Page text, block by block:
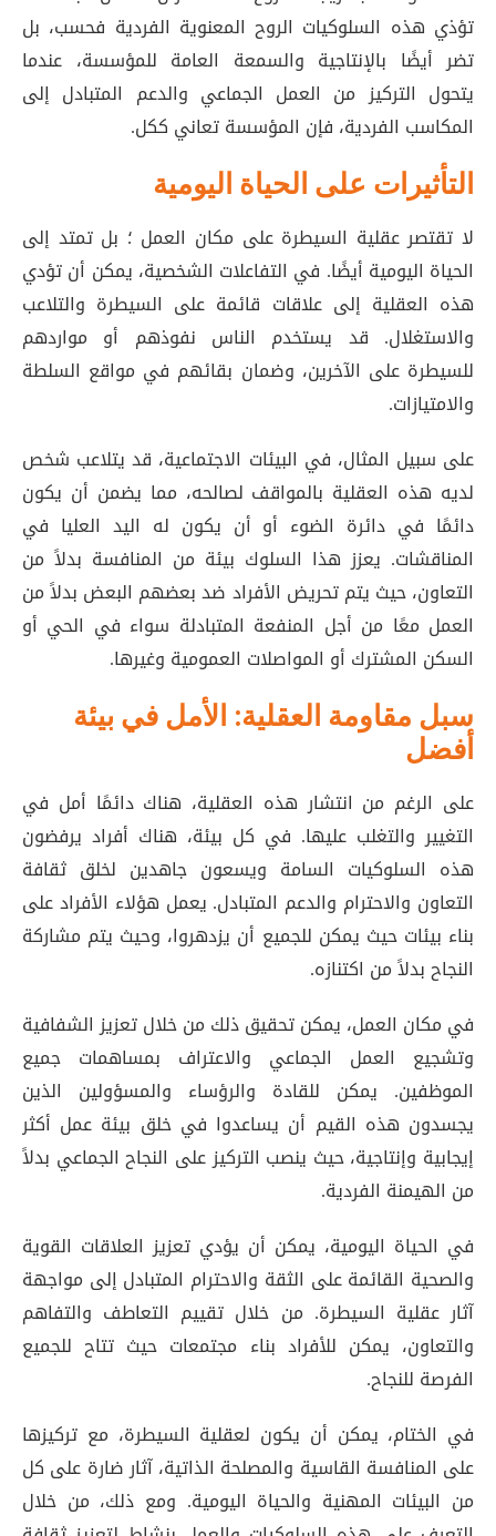
تؤذي هذه السلوكيات الروح المعنوية الفردية فحسب، بل
تضر أيضًا بالإنتاجية والسمعة العامة للمؤسسة، عندما
يتحول التركيز من العمل الجماعي والدعم المتبادل إلى
المكاسب الفردية، فإن المؤسسة تعاني ككل.
التأثيرات على الحياة اليومية
لا تقتصر عقلية السيطرة على مكان العمل ؛ بل تمتد إلى
الحياة اليومية أيضًا. في التفاعلات الشخصية، يمكن أن تؤدي
هذه العقلية إلى علاقات قائمة على السيطرة والتلاعب
والاستغلال. قد يستخدم الناس نفوذهم أو مواردهم
للسيطرة على الآخرين، وضمان بقائهم في مواقع السلطة
والامتيازات.
على سبيل المثال، في البيئات الاجتماعية، قد يتلاعب شخص
لديه هذه العقلية بالمواقف لصالحه، مما يضمن أن يكون
دائمًا في دائرة الضوء أو أن يكون له اليد العليا في
المناقشات. يعزز هذا السلوك بيئة من المنافسة بدلاً من
التعاون، حيث يتم تحريض الأفراد ضد بعضهم البعض بدلاً من
العمل معًا من أجل المنفعة المتبادلة سواء في الحي أو
السكن المشترك أو المواصلات العمومية وغيرها.
سبل مقاومة العقلية: الأمل في بيئة
أفضل
على الرغم من انتشار هذه العقلية، هناك دائمًا أمل في
التغيير والتغلب عليها. في كل بيئة، هناك أفراد يرفضون
هذه السلوكيات السامة ويسعون جاهدين لخلق ثقافة
التعاون والاحترام والدعم المتبادل. يعمل هؤلاء الأفراد على
بناء بيئات حيث يمكن للجميع أن يزدهروا، وحيث يتم مشاركة
النجاح بدلاً من اكتنازه.
في مكان العمل، يمكن تحقيق ذلك من خلال تعزيز الشفافية
وتشجيع العمل الجماعي والاعتراف بمساهمات جميع
الموظفين. يمكن للقادة والرؤساء والمسؤولين الذين
يجسدون هذه القيم أن يساعدوا في خلق بيئة عمل أكثر
إيجابية وإنتاجية، حيث ينصب التركيز على النجاح الجماعي بدلاً
من الهيمنة الفردية.
في الحياة اليومية، يمكن أن يؤدي تعزيز العلاقات القوية
والصحية القائمة على الثقة والاحترام المتبادل إلى مواجهة
آثار عقلية السيطرة. من خلال تقييم التعاطف والتفاهم
والتعاون، يمكن للأفراد بناء مجتمعات حيث تتاح للجميع
الفرصة للنجاح.
في الختام، يمكن أن يكون لعقلية السيطرة، مع تركيزها
على المنافسة القاسية والمصلحة الذاتية، آثار ضارة على كل
من البيئات المهنية والحياة اليومية. ومع ذلك، من خلال